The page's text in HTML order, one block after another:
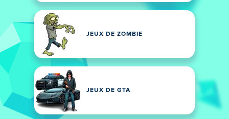
JEUX DE ZOMBIE
JEUX DE GTA